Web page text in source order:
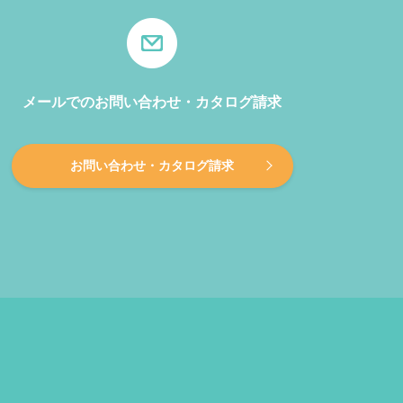
メールでのお問い合わせ・カタログ請求
お問い合わせ・カタログ請求